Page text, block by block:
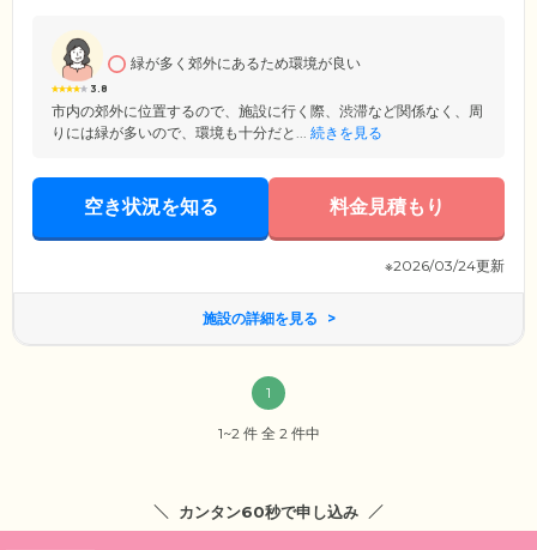
す。
3.8
緑が多く郊外にあるため環境が良い
市内の郊外に位置するので、施設に行く際、渋滞など関係なく、周
りには緑が多いので、環境も十分だと... 続きを見る
空き状況を知る 料金見積もり
※2026/03/24更新
施設の詳細を見る
1
1~2 件 全 2 件中
カンタン60秒で申し込み